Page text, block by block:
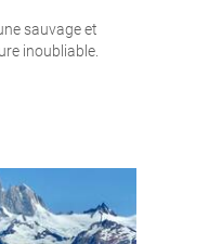
sauvage et
inoubliable.